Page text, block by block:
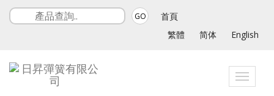
GO
首頁
繁體
简体 English
Toggle